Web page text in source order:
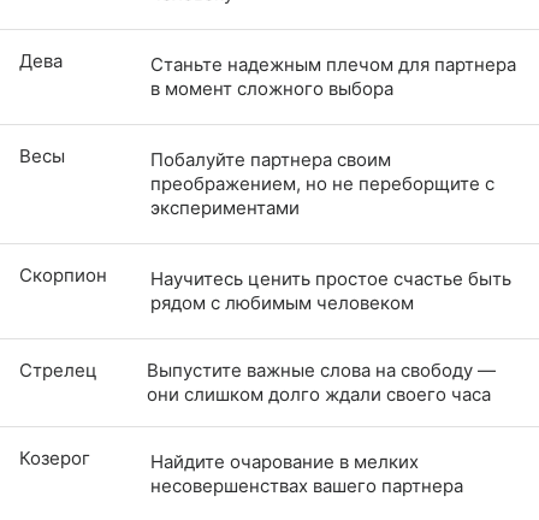
Дева
Станьте надежным плечом для партнера
в момент сложного выбора
Весы
Побалуйте партнера своим
преображением, но не переборщите с
экспериментами
Скорпион
Научитесь ценить простое счастье быть
рядом с любимым человеком
Стрелец
Выпустите важные слова на свободу —
они слишком долго ждали своего часа
Козерог
Найдите очарование в мелких
несовершенствах вашего партнера